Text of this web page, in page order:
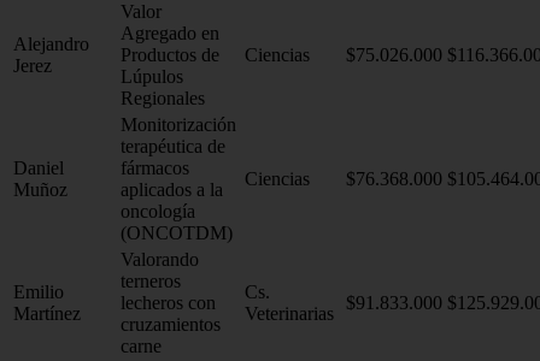
Alejandro
Jerez
Valor
Agregado en
Productos de
Lúpulos
Regionales
Ciencias $75.026.000
Daniel
Muñoz
Monitorización
terapéutica de
fármacos
aplicados a la
oncología
(ONCOTDM)
Ciencias $76.368.000
Emilio
Martínez
Valorando
terneros
lecheros con
cruzamientos
carne
Cs.
Veterinarias
$91.833.000